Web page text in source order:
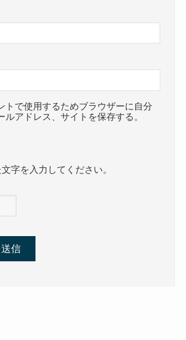
トで使用するためブラウザーに自分
ルアドレス、サイトを保存する。
字を入力してください。